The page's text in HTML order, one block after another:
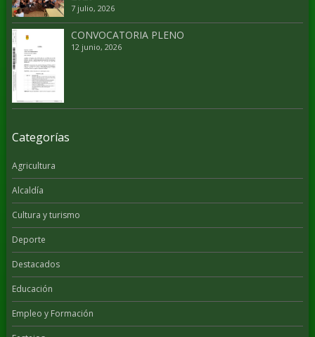
7 julio, 2026
CONVOCATORIA PLENO
12 junio, 2026
Categorías
Agricultura
Alcaldía
Cultura y turismo
Deporte
Destacados
Educación
Empleo y Formación